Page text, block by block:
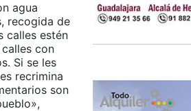
agua
recogida de
calles estén
con
Si se les
recrimina
son